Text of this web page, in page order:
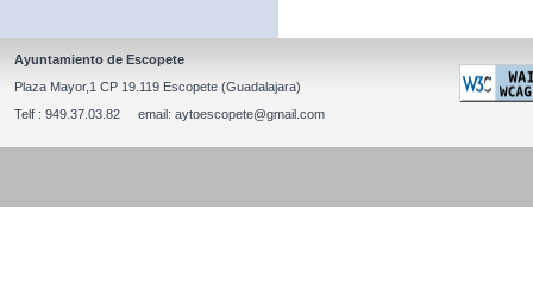
Ayuntamiento de Escopete
Plaza Mayor,1 CP 19.119 Escopete (Guadalajara)
Telf : 949.37.03.82 email: aytoescopete@gmail.com